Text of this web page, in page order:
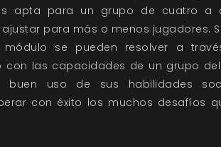
apta para un grupo de cuatro a
para más o menos jugadores.
se pueden resolver a
las capacidades de un grupo del
buen uso de sus habilidades
con éxito los muchos desafíos